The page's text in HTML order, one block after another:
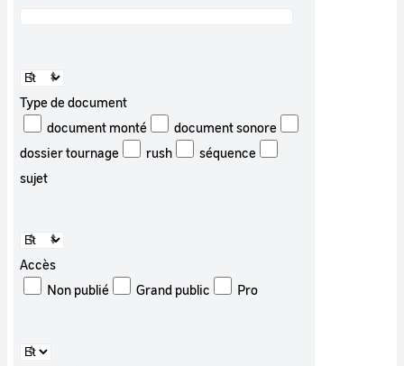
Type de document
document monté
document sonore
dossier tournage
rush
séquence
sujet
Accès
Non publié
Grand public Pro